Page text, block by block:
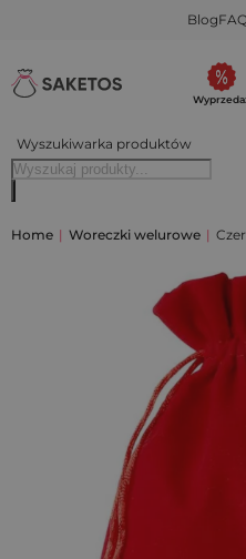
Blog
Wyszukiwarka produktów
Home | Woreczki welurowe |